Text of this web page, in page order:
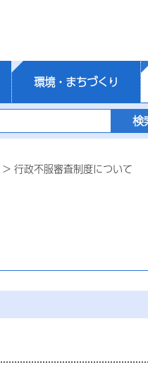
環境・まちづくり
> 行政不服審査制度について